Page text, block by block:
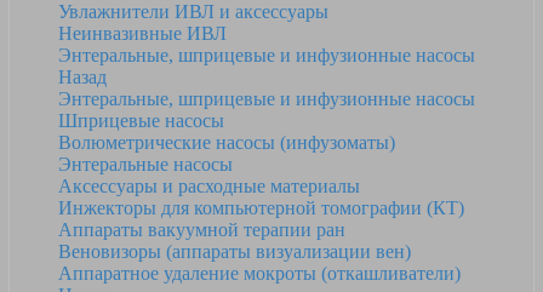
Увлажнители ИВЛ и аксессуары
Неинвазивные ИВЛ
Энтеральные, шприцевые и инфузионные насосы
Назад
Энтеральные, шприцевые и инфузионные насосы
Шприцевые насосы
Волюметрические насосы (инфузоматы)
Энтеральные насосы
Аксессуары и расходные материалы
Инжекторы для компьютерной томографии (КТ)
Аппараты вакуумной терапии ран
Веновизоры (аппараты визуализации вен)
Аппаратное удаление мокроты (откашливатели)